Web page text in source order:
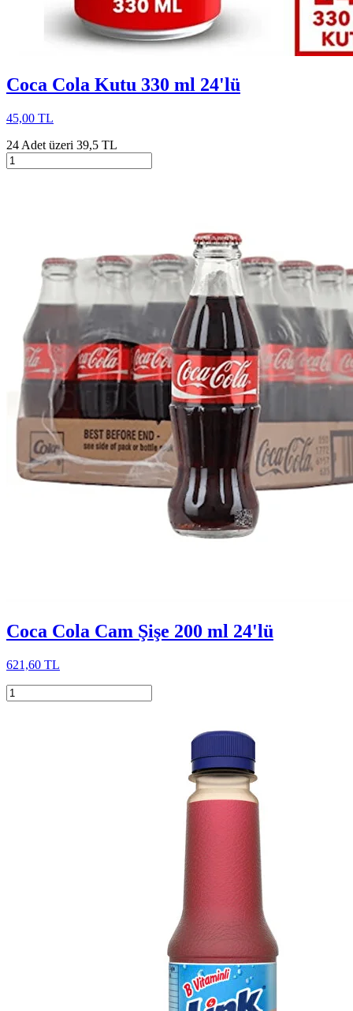
Coca Cola Kutu 330 ml 24'lü
45,00 TL
24 Adet üzeri 39,5 TL
Coca Cola Cam Şişe 200 ml 24'lü
621,60 TL